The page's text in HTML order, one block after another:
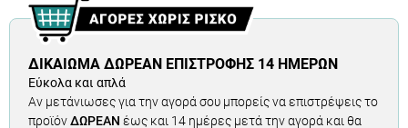
ΔΙΚΑΊΩΜΑ ΔΩΡΕΆΝ ΕΠΙΣΤΡΟΦΉΣ 14 ΗΜΕΡΏΝ
Εύκολα και απλά
Αν μετάνιωσες για την αγορά σου μπορείς να επιστρέψεις το
προϊόνΔΩΡΕΑΝ έως και 14 ημέρες μετά την αγορά και θα